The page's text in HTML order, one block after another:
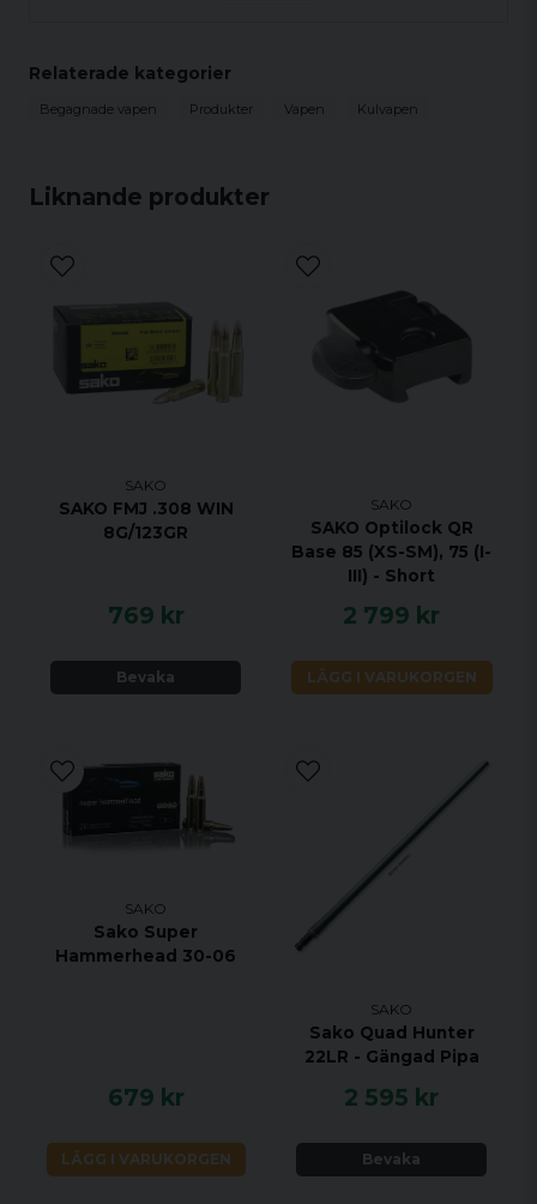
Liknande produkter
SAKO
SAKO FMJ .308 WIN
8G/123GR
769 kr
Bevaka
SAKO
SAKO Optilock QR
Base 85 (XS-SM), 75 (I-
III) - Short
2 799 kr
LÄGG I VARUKORGEN
SAKO
Sako Super
Hammerhead 30-06
679 kr
LÄGG I VARUKORGEN
SAKO
Sako Quad Hunter
22LR - Gängad Pipa
2 595 kr
Bevaka
Relaterade kategorier
Begagnade vapen Produkter Vapen Kulvapen